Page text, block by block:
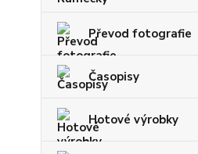
Převod fotografie
Časopisy
Hotové výrobky